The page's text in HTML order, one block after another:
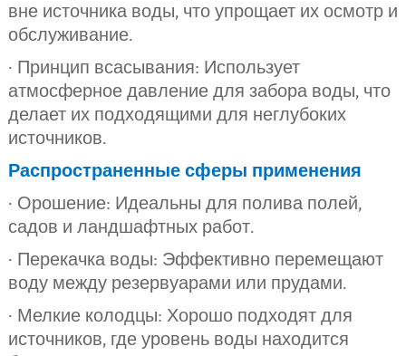
вне источника воды, что упрощает их осмотр и
обслуживание.
· Принцип всасывания: Использует
атмосферное давление для забора воды, что
делает их подходящими для неглубоких
источников.
Распространенные сферы применения
· Орошение: Идеальны для полива полей,
садов и ландшафтных работ.
· Перекачка воды: Эффективно перемещают
воду между резервуарами или прудами.
· Мелкие колодцы: Хорошо подходят для
источников, где уровень воды находится